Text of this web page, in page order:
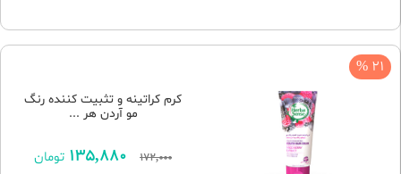
21 %
کرم کراتینه و تثبیت کننده رنگ
مو آردن هر ...
172,000
135,880 تومان